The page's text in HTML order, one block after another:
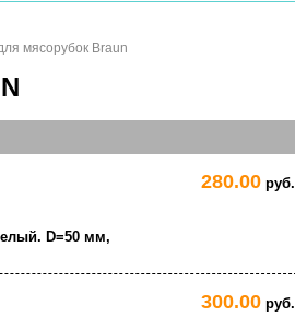
мясорубок Braun
D=50 мм,
280.00 руб.
300.00 руб.